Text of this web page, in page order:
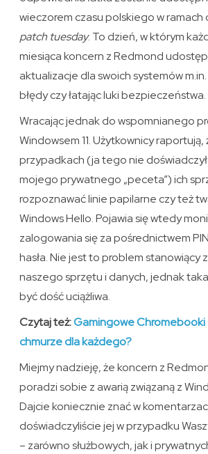
wieczorem czasu polskiego w
patch tuesday. To dzień, w którym
miesiąca koncern z Redmond
aktualizacje dla swoich systemów
błędy czy łatając luki bezpieczeństwa.
Wracając jednak do wspomnianego
Windowsem 11. Użytkownicy
przypadkach (ja tego nie
mojego prywatnego „peceta”) ich
rozpoznawać linie papilarne czy też
Windows Hello. Pojawia się wtedy
zalogowania się za pośrednictwem
hasła. Nie jest to problem stanowiący
naszego sprzętu i danych, jednak
być dość uciążliwa.
Czytaj też:Gamingowe Chromebooki
chmurze dla każdego?
Miejmy nadzieję, że koncern z
poradzi sobie z awarią związaną z
Dajcie koniecznie znać w
doświadczyliście jej w przypadku
– zarówno służbowych, jak i